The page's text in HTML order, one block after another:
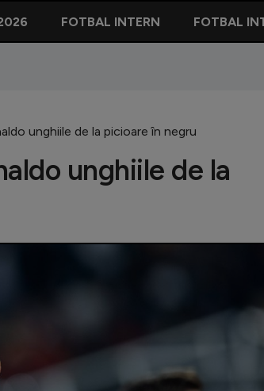
FOTBAL INTERN FOTBAL
unghiile de la picioare în negru
unghiile de la